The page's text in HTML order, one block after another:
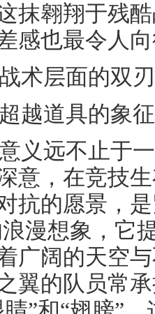
抹翱翔于残
感也最令人
术层面的双
越道具的象
义远不止于
意，在竞技
抗的愿景，
浪漫想象，它
广阔的天空
翼的队员常